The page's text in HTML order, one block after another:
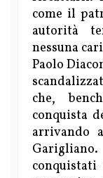
come il
autorità
nessuna
Paolo
che,
conquista
arrivando